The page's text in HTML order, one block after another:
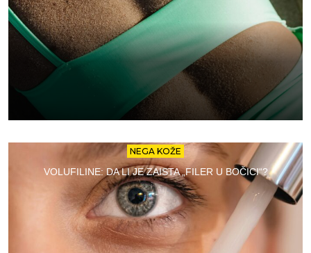
NEGA KOŽE
VOLUFILINE: DA LI JE ZAISTA „FILER U BOČICI“?